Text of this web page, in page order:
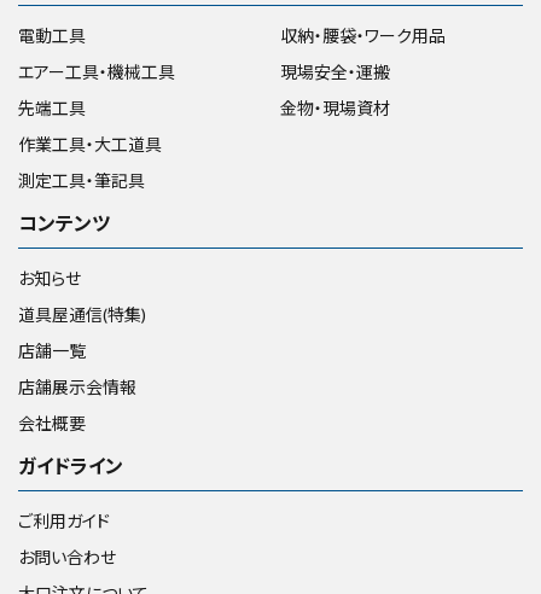
電動工具
エアー工具・機械工具
先端工具
作業工具・大工道具
測定工具・筆記具
収納・腰袋・ワーク用品
現場安全・運搬
金物・現場資材
コンテンツ
お知らせ
道具屋通信(特集)
店舗一覧
店舗展示会情報
会社概要
ガイドライン
ご利用ガイド
お問い合わせ